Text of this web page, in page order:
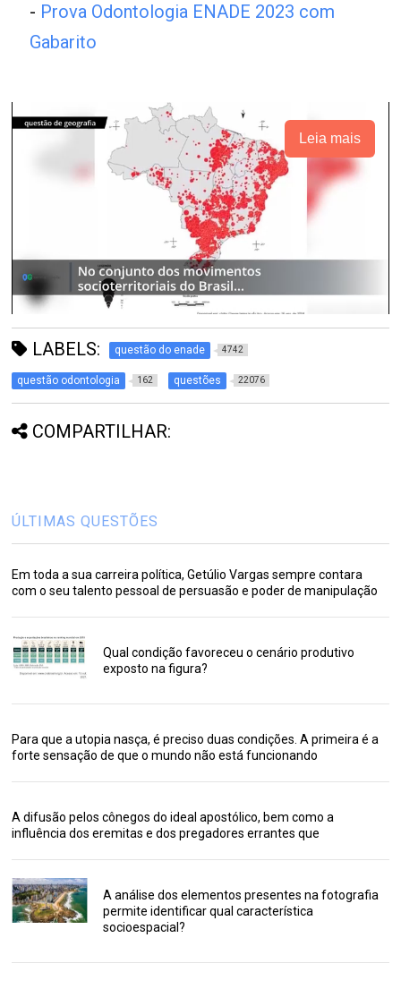
- Prova Odontologia ENADE 2023 com
Gabarito
Leia mais
LABELS: questão do enade 4742
questão odontologia 162 questões 22076
COMPARTILHAR:
ÚLTIMAS QUESTÕES
Em toda a sua carreira política, Getúlio Vargas sempre contara
com o seu talento pessoal de persuasão e poder de manipulação
Qual condição favoreceu o cenário produtivo
exposto na figura?
Para que a utopia nasça, é preciso duas condições. A primeira é a
forte sensação de que o mundo não está funcionando
A difusão pelos cônegos do ideal apostólico, bem como a
influência dos eremitas e dos pregadores errantes que
A análise dos elementos presentes na fotografia
permite identificar qual característica
socioespacial?